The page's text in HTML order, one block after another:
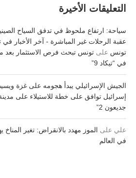
التعليقات الأخيرة
سياحة: ارتفاع ملحوظ في تدفق السياح
عقبة الرحلات غير المباشرة - آخر الأخبار
تونس على تونس تبحث فرص الاستثمار بعد
في “تيكاد 9”
الجيش الإسرائيلي يبدأ هجومه على غزة
إسرائيل توافق على خطة للاستيلاء على
جديعون 2”
علي على الموز مهدد بالانقراض: تغير المناخ
في العالم